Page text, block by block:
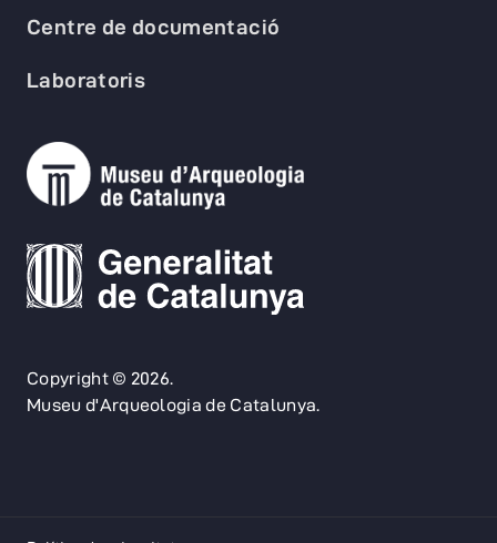
Copyright © 2026.
Museu d'Arqueologia de Catalunya.
Centre de documentació
Laboratoris